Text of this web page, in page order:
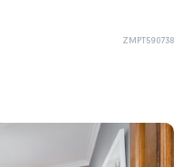
ZMPT590738